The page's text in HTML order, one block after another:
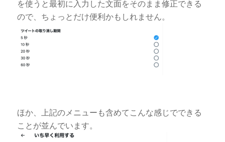
を使うと最初に入力した文面をそのまま修正できる
ので、ちょっとだけ便利かもしれません。
ほか、上記のメニューも含めてこんな感じでできる
ことが並んでいます。